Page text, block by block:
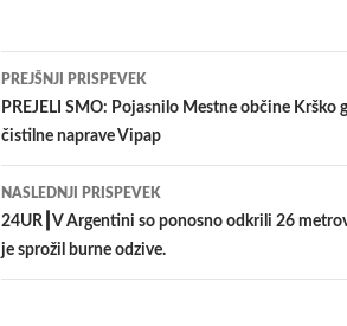
Krmarjenje
po
prispevkih
PREJŠNJI PRISPEVEK
PREJELI SMO: Pojasnilo Mestne občine Krško
čistilne naprave Vipap
NASLEDNJI PRISPEVEK
24UR┃V Argentini so ponosno odkrili 26
je sprožil burne odzive.